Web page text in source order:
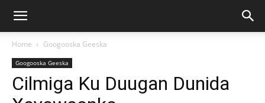
Home Googooska Geeska
Googooska Geeska
Cilmiga Ku Duugan Dunida